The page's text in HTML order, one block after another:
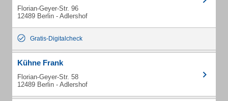
Florian-Geyer-Str. 96
12489 Berlin - Adlershof
Gratis-Digitalcheck
Kühne Frank
Florian-Geyer-Str. 58
12489 Berlin - Adlershof